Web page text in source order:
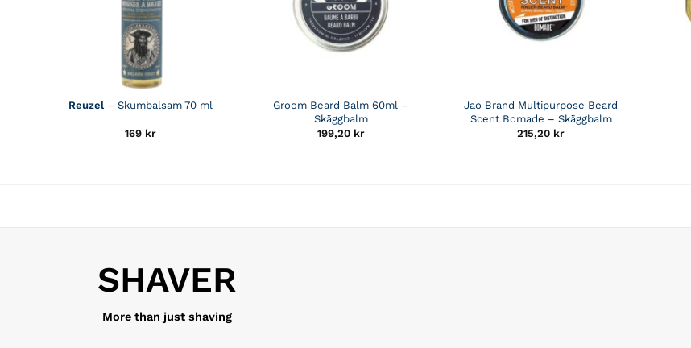
Reuzel – Skumbalsam 70 ml
169 kr
Groom Beard Balm 60ml –
Skäggbalm
199,20 kr
Jao Brand Multipurpose Beard
Scent Bomade – Skäggbalm
215,20 kr
SHAVER
More than just shaving